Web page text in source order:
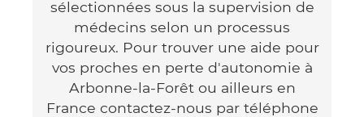
sélectionnées sous la supervision de
médecins selon un processus
rigoureux. Pour trouver une aide pour
vos proches en perte d'autonomie à
Arbonne-la-Forêt ou ailleurs en
France contactez-nous par téléphone